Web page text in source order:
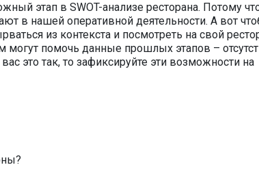
этап в SWOT-анализе ресторана. Потому
в нашей оперативной деятельности. А вот
из контекста и посмотреть на свой
могут помочь данные прошлых этапов –
это так, то зафиксируйте эти возможности на